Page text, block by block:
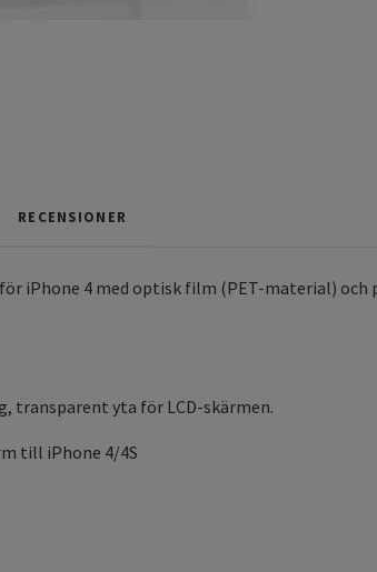
RECENSIONER
iPhone 4 med optisk film (PET-material) och
transparent yta för LCD-skärmen.
till iPhone 4/4S